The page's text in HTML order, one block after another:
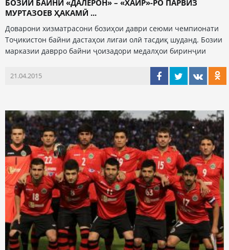
БОЗИИ БАЙНИ «ДАЛЕРОН» – «ХАЙР»-РО ПАРВИЗ
МУРТАЗОЕВ ҲАКАМӢ ...
Доварони хизматрасони бозиҳои даври сеюми чемпионати
Тоҷикистон байни дастаҳои лигаи олӣ тасдиқ шуданд. Бозии
марказии даврро байни ҷоизадори медалҳои биринҷии
21.04.2015